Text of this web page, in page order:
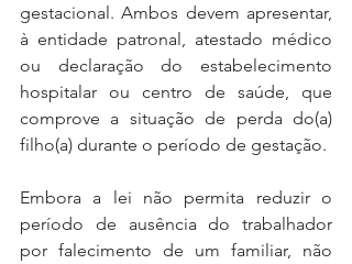
gestacional. Ambos devem apresentar,
à entidade patronal, atestado médico
ou declaração do estabelecimento
hospitalar ou centro de saúde, que
comprove a situação de perda do(a)
filho(a) durante o período de gestação.
Embora a lei não permita reduzir o
período de ausência do trabalhador
por falecimento de um familiar, não